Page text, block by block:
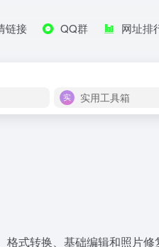
链接 QQ群 网址排
实用工具箱
式转换、基础编辑和照片